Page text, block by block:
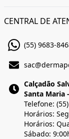
CENTRAL DE
(55) 9683-
Calçadão
Santa Maria
Telefone:
Horários:
Horários:
Sábado: